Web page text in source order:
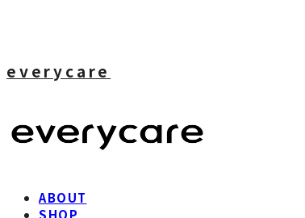
everycare
ABOUT
SHOP